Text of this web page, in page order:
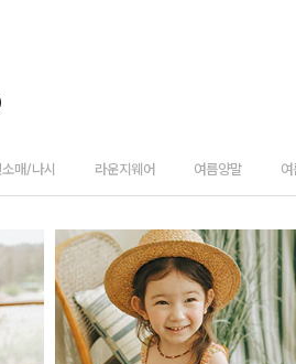
매/나시 라운지웨어 여름양말